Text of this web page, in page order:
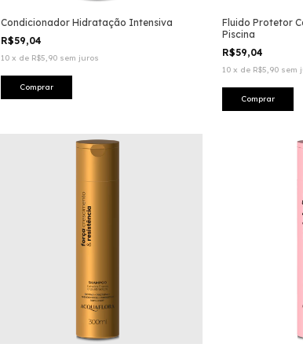
Condicionador Hidratação Intensiva
R$59,04
10 x de R$5,90 sem juros
Fluido Protetor
Piscina
R$59,04
10 x de R$5,90 sem